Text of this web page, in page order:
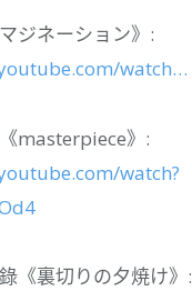
ジネーション》:
watch…
masterpiece》:
watch?
《裏切りの夕焼け》: